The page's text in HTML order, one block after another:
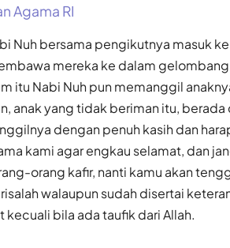
Agama RI
Nuh bersama pengikutnya masuk
mereka ke dalam
itu Nabi Nuh pun memanggil
anak yang tidak beriman itu,
dengan penuh kasih dan
kami agar engkau selamat, dan
orang kafir, nanti kamu akan
walaupun sudah disertai
kecuali bila ada taufik dari Allah.